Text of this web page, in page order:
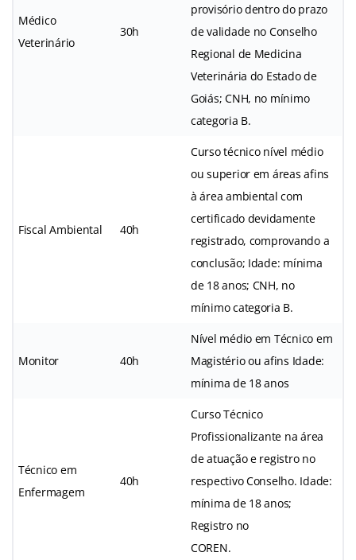
Médico
Veterinário
30h
provisório dentro do prazo
de validade no Conselho
Regional de Medicina
Veterinária do Estado de
Goiás; CNH, no mínimo
categoria B.
Fiscal Ambiental 40h
Curso técnico nível médio
ou superior em áreas afins
à área ambiental com
certificado devidamente
registrado, comprovando a
conclusão; Idade: mínima
de 18 anos; CNH, no
mínimo categoria B.
Monitor 40h
Nível médio em Técnico em
Magistério ou afins Idade:
mínima de 18 anos
Técnico em
Enfermagem
40h
Curso Técnico
Profissionalizante na área
de atuação e registro no
respectivo Conselho. Idade:
mínima de 18 anos;
Registro no
COREN.